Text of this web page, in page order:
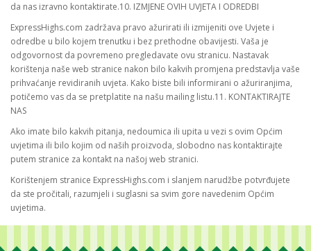
da nas izravno kontaktirate.10. IZMJENE OVIH UVJETA I ODREDBI
ExpressHighs.com zadržava pravo ažurirati ili izmijeniti ove Uvjete i
odredbe u bilo kojem trenutku i bez prethodne obavijesti. Vaša je
odgovornost da povremeno pregledavate ovu stranicu. Nastavak
korištenja naše web stranice nakon bilo kakvih promjena predstavlja vaše
prihvaćanje revidiranih uvjeta. Kako biste bili informirani o ažuriranjima,
potičemo vas da se pretplatite na našu mailing listu.11. KONTAKTIRAJTE
NAS
Ako imate bilo kakvih pitanja, nedoumica ili upita u vezi s ovim Općim
uvjetima ili bilo kojim od naših proizvoda, slobodno nas kontaktirajte
putem stranice za kontakt na našoj web stranici.
Korištenjem stranice ExpressHighs.com i slanjem narudžbe potvrđujete
da ste pročitali, razumjeli i suglasni sa svim gore navedenim Općim
uvjetima.